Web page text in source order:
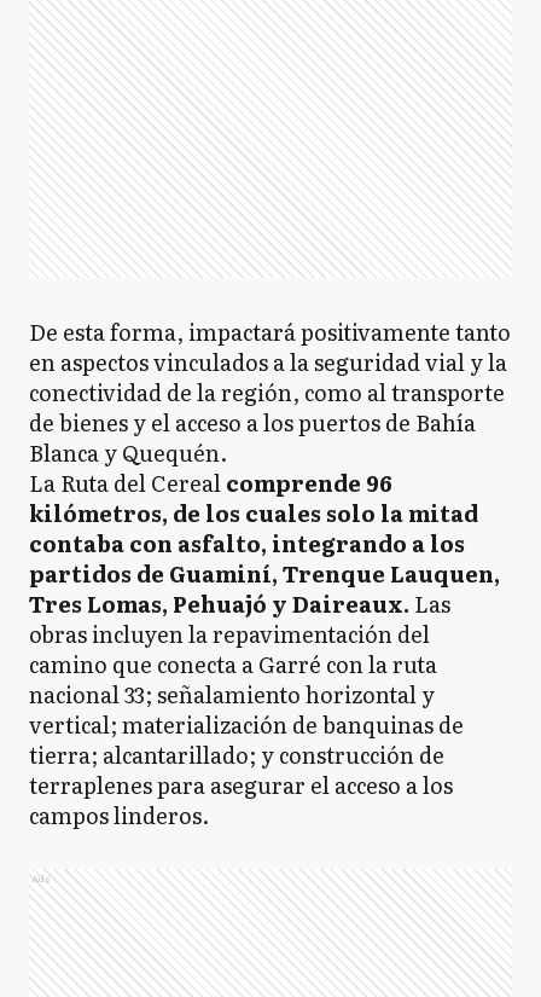
De esta forma, impactará positivamente tanto
en aspectos vinculados a la seguridad vial y la
conectividad de la región, como al transporte
de bienes y el acceso a los puertos de Bahía
Blanca y Quequén.
La Ruta del Cerealcomprende 96
kilómetros, de los cuales solo la mitad
contaba con asfalto, integrando a los
partidos de Guaminí, Trenque Lauquen,
Tres Lomas, Pehuajó y Daireaux. Las
obras incluyen la repavimentación del
camino que conecta a Garré con la ruta
nacional 33; señalamiento horizontal y
vertical; materialización de banquinas de
tierra; alcantarillado; y construcción de
terraplenes para asegurar el acceso a los
campos linderos.
Ads